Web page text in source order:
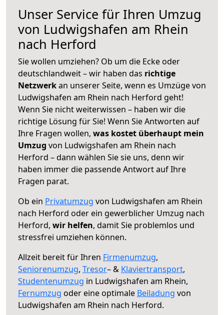
Unser Service für Ihren Umzug
von Ludwigshafen am Rhein
nach Herford
Sie wollen umziehen? Ob um die Ecke oder
deutschlandweit – wir haben das richtige
Netzwerkan unserer Seite, wenn es Umzüge von
Ludwigshafen am Rhein nach Herford geht!
Wenn Sie nicht weiterwissen – haben wir die
richtige Lösung für Sie! Wenn Sie Antworten auf
Ihre Fragen wollen, was kostet überhaupt mein
Umzug von Ludwigshafen am Rhein nach
Herford – dann wählen Sie sie uns, denn wir
haben immer die passende Antwort auf Ihre
Fragen parat.
Ob ein Privatumzug von Ludwigshafen am Rhein
nach Herford oder ein gewerblicher Umzug nach
Herford, wir helfen, damit Sie problemlos und
stressfrei umziehen können.
Allzeit bereit für Ihren Firmenumzug,
Seniorenumzug, Tresor– & Klaviertransport,
Studentenumzug in Ludwigshafen am Rhein,
Fernumzug oder eine optimale Beiladung von
Ludwigshafen am Rhein nach Herford.